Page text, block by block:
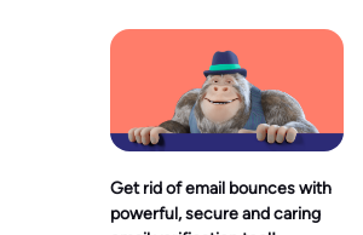
Get rid of email bounces with
powerful, secure and caring